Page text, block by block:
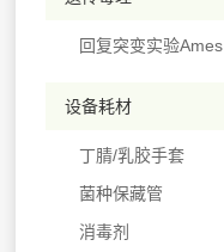
回复突变实验Ames
设备耗材
丁腈/乳胶手套
菌种保藏管
消毒剂